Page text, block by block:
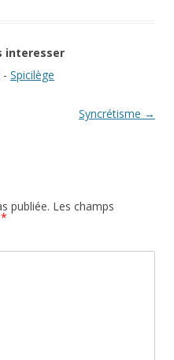
interesser
- Spicilège
Syncrétisme →
publiée. Les champs
*